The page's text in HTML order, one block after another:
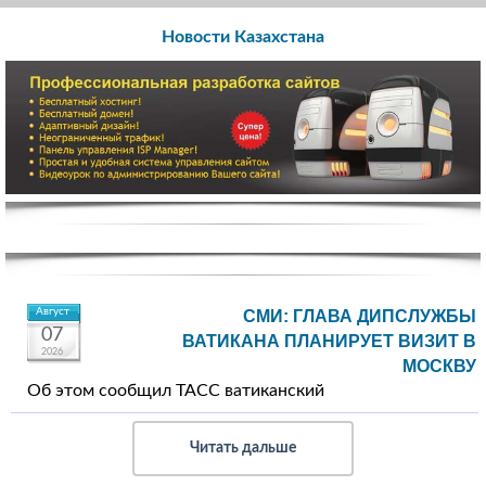
Новости Казахстана
Август
07
2026
СМИ: ГЛАВА ДИПСЛУЖБЫ
ВАТИКАНА ПЛАНИРУЕТ ВИЗИТ В
МОСКВУ
Об этом сообщил ТАСС ватиканский
Читать дальше